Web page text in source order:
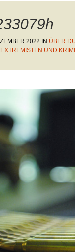
2022 IN ÜBER
EXTREMISTEN UND